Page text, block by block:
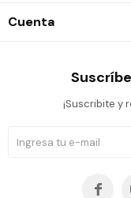
Cuenta
¡Suscribite y
